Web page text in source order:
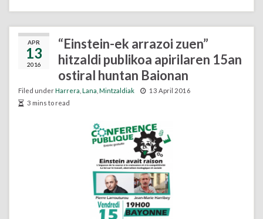
APR
13
2016
“Einstein-ek arrazoi zuen”
hitzaldi publikoa apirilaren 15an
ostiral huntan Baionan
Filed underHarrera Lana Mintzaldiak
13 April 2016
3 mins to read